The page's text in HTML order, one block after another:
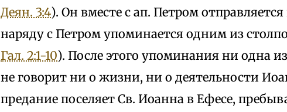
Деян. 3:4). Он вместе с ап. Петром
наряду с Петром упоминается одним из
Гал. 2:1-10). После этого упоминания ни одна
не говорит ни о жизни, ни о деятельности
предание поселяет Св. Иоанна в Ефесе,